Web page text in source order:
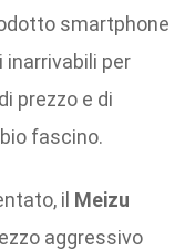
smartphone
per
prezzo e di
fascino.
il Meizu
aggressivo